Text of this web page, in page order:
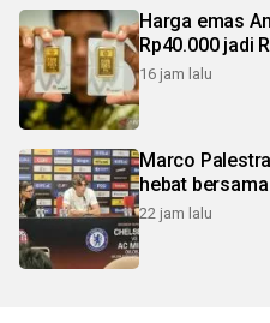
Harga emas
Rp40.000 jadi
16 jam lalu
Marco
hebat
22 jam lalu